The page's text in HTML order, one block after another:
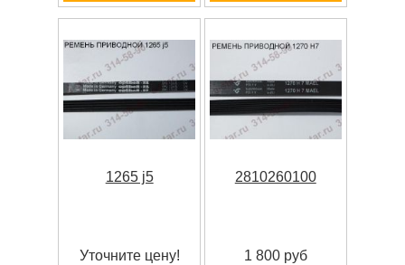
1265 j5
Уточните цену!
2810260100
1 800 руб